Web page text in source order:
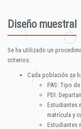
Diseño muestral
Se ha utilizado un
criterios:
Cada población se
PAS: Tipo
PDI:
Estudiantes
matrícula y
Estudiantes